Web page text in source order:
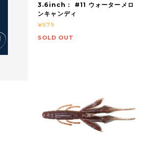
3.6inch： #11 ウォーターメロ
ンキャンディ
¥979
SOLD OUT